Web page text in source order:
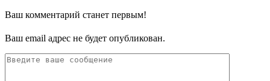
Ваш комментарий станет первым!
Ваш email адрес не будет опубликован.